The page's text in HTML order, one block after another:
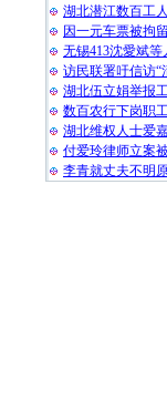
湖北潜江数百工
因一元车票被拘
无锡413沈愛斌
访民联署吁信访“
湖北伍立娟举报
数百农行下岗职
湖北维权人士爱
付爱玲律师立案
李青就丈夫不明